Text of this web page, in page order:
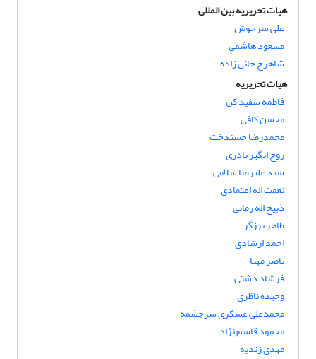
هیات تحریریه بین المللی
علی سرخوش
مسعود هاشمی
شاهرخ خانی زاده
هیات تحریریه
فاطمه سفید کن
محسن کافی
محمدرضا حسندخت
روح انگیز نادری
سید علیرضا سلامی
نعمت اله اعتمادی
ذبیح اله زمانی
طاهر برزگر
احمد ارشادی
ناصر مهنا
فرشاد دشتی
وحیده ناظری
محمدعلی عسکری سرچشمه
محمود قاسم نژاد
مهدی زندیه